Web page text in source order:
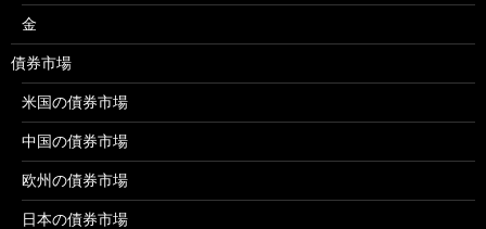
金
債券市場
米国の債券市場
中国の債券市場
欧州の債券市場
日本の債券市場